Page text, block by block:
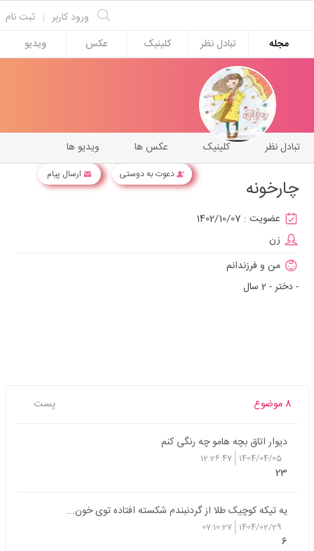
ثبت نام | ورود کاربر
مجله
تبادل نظر کلینیک عکس ویدیو
دعوت به دوستی ارسال پیام
ویدیو ها عکس ها کلینیک تبادل نظر
چارخونه
عضویت : 1402/10/07
زن
من و فرزندانم
- دختر - 2 سال
8 موضوع پست
دیوار اتاق بچه هامو چه رنگی کنم
1404/04/05
12:26:47
23
یه تیکه کوچیک طلا از گردنبندم شکسته افتاده توی خون...
1404/02/29
07:10:27
6